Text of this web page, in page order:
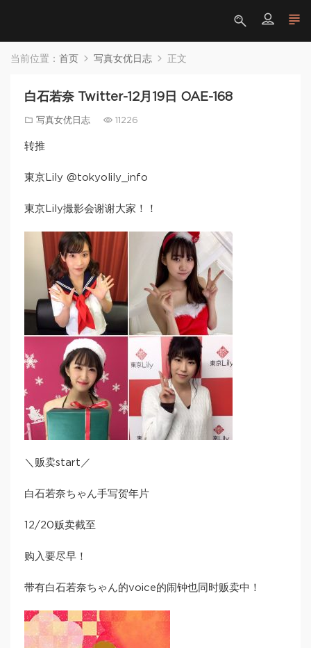
当前位置： 首页 写真女优日志 正文
白石若奈 Twitter-12月19日 OAE-168
写真女优日志 11226
转推
東京Lily‏ @tokyolily_info
東京Lily撮影会谢谢大家！！
＼贩卖start／
白石若奈ちゃん手写贺年片
12/20贩卖截至
购入要尽早！
带有白石若奈ちゃん的voice的闹钟也同时贩卖中！